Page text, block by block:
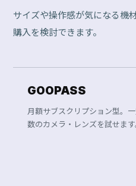
サイズや操作感が気になる機
購入を検討できます。
GOOPASS
月額サブスクリプション型。
数のカメラ・レンズを試せます